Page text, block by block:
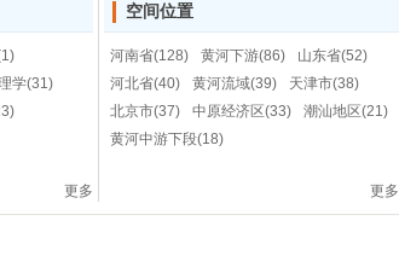
空间位置
学(31)
河南省(128) 黄河下游(86)
山东省(52)
河北省(40)
黄河流域(39)
天津市(38)
北京市(37)
中原经济区(33)
潮汕地区(21)
黄河中游下段(18)
更多 更多